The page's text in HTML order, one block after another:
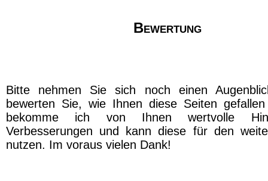
Bewertung
Bitte nehmen Sie sich noch einen
bewerten Sie, wie Ihnen diese Seiten
bekomme ich von Ihnen wertvolle
Verbesserungen und kann diese für den
nutzen. Im voraus vielen Dank!